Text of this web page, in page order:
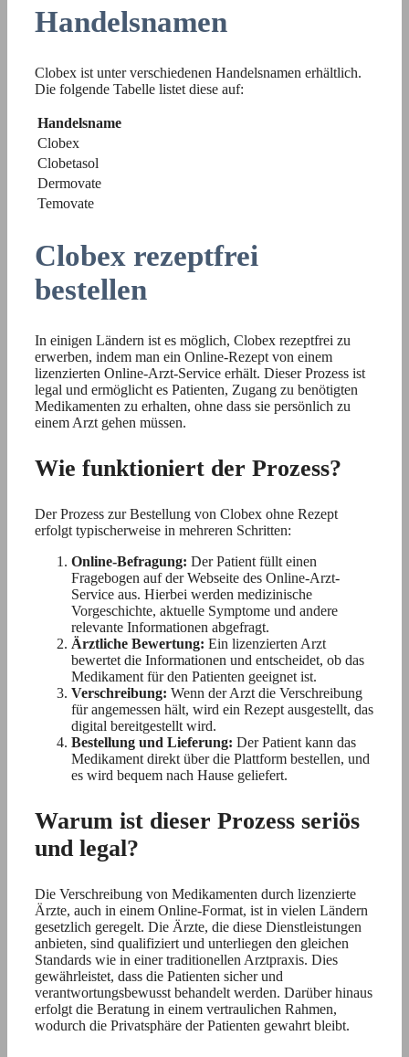
Handelsnamen
Clobex ist unter verschiedenen Handelsnamen erhältlich.
Die folgende Tabelle listet diese auf:
Handelsname
Clobex
Clobetasol
Dermovate
Temovate
Clobex rezeptfrei
bestellen
In einigen Ländern ist es möglich, Clobex rezeptfrei zu
erwerben, indem man ein Online-Rezept von einem
lizenzierten Online-Arzt-Service erhält. Dieser Prozess ist
legal und ermöglicht es Patienten, Zugang zu benötigten
Medikamenten zu erhalten, ohne dass sie persönlich zu
einem Arzt gehen müssen.
Wie funktioniert der Prozess?
Der Prozess zur Bestellung von Clobex ohne Rezept
erfolgt typischerweise in mehreren Schritten:
Online-Befragung: Der Patient füllt einen
Fragebogen auf der Webseite des Online-Arzt-
Service aus. Hierbei werden medizinische
Vorgeschichte, aktuelle Symptome und andere
relevante Informationen abgefragt.
Ärztliche Bewertung: Ein lizenzierten Arzt
bewertet die Informationen und entscheidet, ob das
Medikament für den Patienten geeignet ist.
Verschreibung: Wenn der Arzt die Verschreibung
für angemessen hält, wird ein Rezept ausgestellt, das
digital bereitgestellt wird.
Bestellung und Lieferung: Der Patient kann das
Medikament direkt über die Plattform bestellen, und
es wird bequem nach Hause geliefert.
Warum ist dieser Prozess seriös
und legal?
Die Verschreibung von Medikamenten durch lizenzierte
Ärzte, auch in einem Online-Format, ist in vielen Ländern
gesetzlich geregelt. Die Ärzte, die diese Dienstleistungen
anbieten, sind qualifiziert und unterliegen den gleichen
Standards wie in einer traditionellen Arztpraxis. Dies
gewährleistet, dass die Patienten sicher und
verantwortungsbewusst behandelt werden. Darüber hinaus
erfolgt die Beratung in einem vertraulichen Rahmen,
wodurch die Privatsphäre der Patienten gewahrt bleibt.